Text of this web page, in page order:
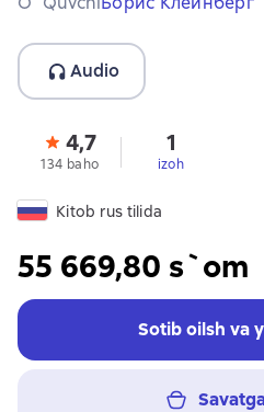
Audio
4,7
134 baho
1
izoh
Kitob rus tilida
55 669,80 s`om
Sotib oilsh va